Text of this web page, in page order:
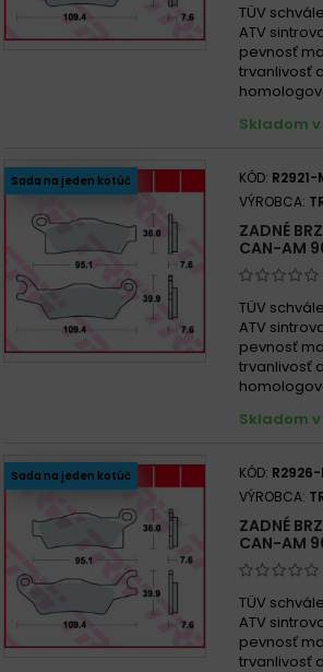
TÜV
ATV
pevnosť
trvanlivosť
Skladom
Sada na jeden kotúč KÓD: R2921-
VÝROBCA:
ZADNÉ
CAN-AM
TÜV
ATV
pevnosť
trvanlivosť
Skladom
Sada na jeden kotúč KÓD:
VÝROBCA:
ZADNÉ
CAN-AM
TÜV
ATV
pevnosť
trvanlivosť